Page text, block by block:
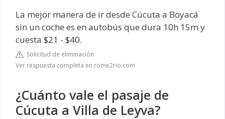
La mejor manera de ir desde Cúcuta a Boyacá
sin un coche es en autobús que dura 10h 15m y
cuesta $21 - $40.
Solicitud de eliminación
Ver respuesta completa en rome2rio.com
¿Cuánto vale el pasaje de
Cúcuta a Villa de Leyva?